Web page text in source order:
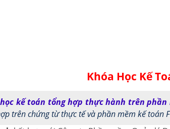
Khóa Học Kế
kế toán tổng hợp thực hành trên phần
trên chứng từ thực tế và phần mềm kế toán